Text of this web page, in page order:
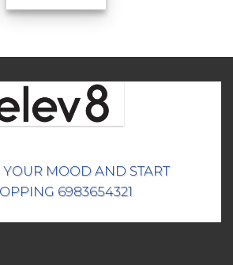
was:
79,00€.
τιμή
είναι:
YOUR MOOD AND START
6983654321